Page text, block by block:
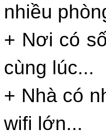
nhiều
+ Nơi có
cùng lúc...
+ Nhà có
wifi lớn...